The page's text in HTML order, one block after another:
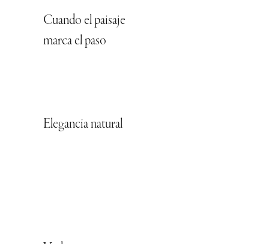
Cuando el paisaje
marca el paso
Elegancia natural